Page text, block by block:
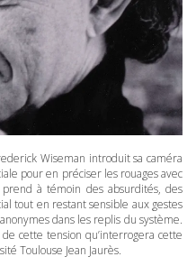
Wiseman introduit sa caméra
pour en préciser les rouages avec
à témoin des absurdités, des
tout en restant sensible aux gestes
dans les replis du système.
cette tension qu’interrogera cette
Toulouse Jean Jaurès.